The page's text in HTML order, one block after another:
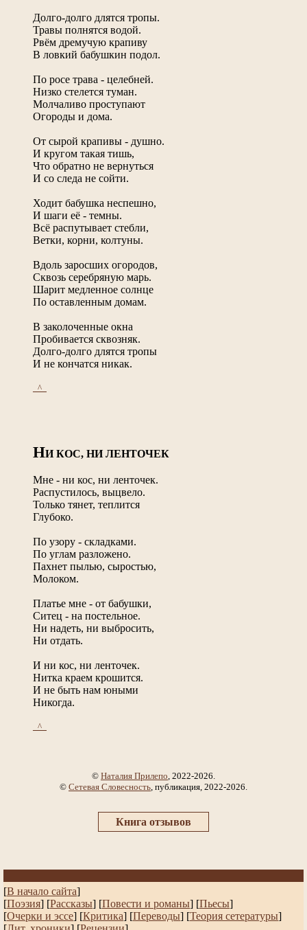
Долго-долго длятся тропы.
Травы полнятся водой.
Рвём дремучую крапиву
В ловкий бабушкин подол.
По росе трава - целебней.
Низко стелется туман.
Молчаливо проступают
Огороды и дома.
От сырой крапивы - душно.
И кругом такая тишь,
Что обратно не вернуться
И со следа не сойти.
Ходит бабушка неспешно,
И шаги её - темны.
Всё распутывает стебли,
Ветки, корни, колтуны.
Вдоль заросших огородов,
Сквозь серебряную марь.
Шарит медленное солнце
По оставленным домам.
В заколоченные окна
Пробивается сквозняк.
Долго-долго длятся тропы
И не кончатся никак.
_^_
НИ КОС, НИ ЛЕНТОЧЕК
Мне - ни кос, ни ленточек.
Распустилось, выцвело.
Только тянет, теплится
Глубоко.
По узору - складками.
По углам разложено.
Пахнет пылью, сыростью,
Молоком.
Платье мне - от бабушки,
Ситец - на постельное.
Ни надеть, ни выбросить,
Ни отдать.
И ни кос, ни ленточек.
Нитка краем крошится.
И не быть нам юными
Никогда.
_^_
© Наталия Прилепо, 2022-2026.
© Сетевая Словесность, публикация, 2022-2026.
Книга отзывов
[В начало сайта]
[Поэзия] [Рассказы] [Повести и романы] [Пьесы]
[Очерки и эссе] [Критика] [Переводы] [Теория сетературы]